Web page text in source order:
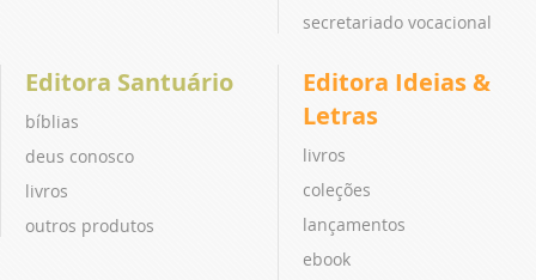
secretariado vocacional
Editora Santuário
bíblias
deus conosco
livros
outros produtos
Editora Ideias &
Letras
livros
coleções
lançamentos
ebook